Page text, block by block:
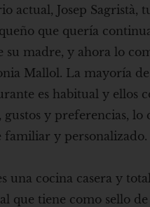
actual, Josep Sagristà,
que quería
su madre, y ahora lo
Mallol. La mayoría
es habitual y ellos
gustos y preferencias, lo
familiar y personalizado.
una cocina casera y
que tiene como sello